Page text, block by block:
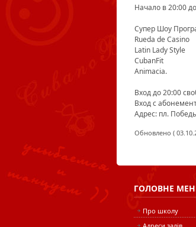
Начало в 20:00
Супер Шоу
Rueda de Casino
Latin Lady Style
CubanFit
Animacia.
Вход до 20:00
Вход с
Адрес: пл.
Обновлено (
ГОЛОВНЕ
Про школу